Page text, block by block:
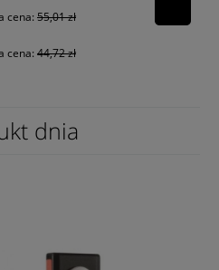
cena: 55,01 zł
cena: 44,72 zł
dnia